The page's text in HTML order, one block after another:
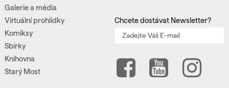
Galerie a média
Virtuální prohlídky
Komiksy
Sbírky
Knihovna
Starý Most
Chcete dostávat Newsletter?